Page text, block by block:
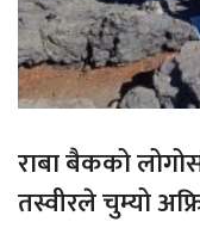
राबा बैकको
तस्वीरले चुम्यो